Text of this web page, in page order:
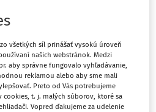
profesijnú dráhu začínal ako
politiku týždenníka Rheinischer
1965 sa ako spravodajca z
der Zeit, neskôr aj pre
otázkami zahraničnej
všetkých síl prinášať vysokú úroveň
našich webstránok. Medzi
aby správne fungovalo vyhľadávanie,
reklamou alebo aby sme mali
Preto od Vás potrebujeme
cookies, t. j. malých súborov, ktoré sa
Vopred ďakujeme za udelenie